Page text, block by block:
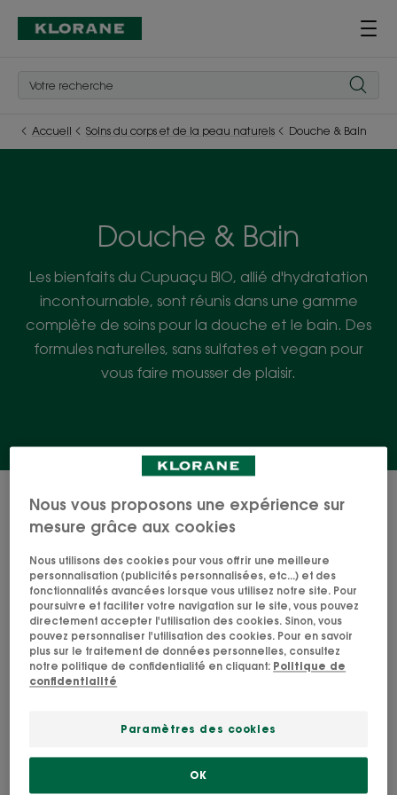
Accueil Soins du corps et de la peau naturels Douche & Bain
Douche & Bain
Les bienfaits du Cupuaçu BIO, allié d'hydratation
incontournable, sont réunis dans une gamme
complète de soins pour la douche et le bain. Des
formules naturelles, sans sulfates et vegan pour
vous faire mousser de plaisir.
9 résultats pour "Douche & Bain"
Crème
douche
Fleur
de
Frangipanier
Frangipanier
douche
Lait
d'Amandier
d'Amandier
Nous vous proposons une expérience sur
mesure grâce aux cookies
Nous utilisons des cookies pour vous offrir une meilleure
personnalisation (publicités personnalisées, etc...) et des
fonctionnalités avancées lorsque vous utilisez notre site. Pour
poursuivre et faciliter votre navigation sur le site, vous pouvez
directement accepter l'utilisation des cookies. Sinon, vous
pouvez personnaliser l'utilisation des cookies. Pour en savoir
plus sur le traitement de données personnelles, consultez
notre politique de confidentialité en cliquant: Politique de
confidentialité
Paramètres des cookies
OK